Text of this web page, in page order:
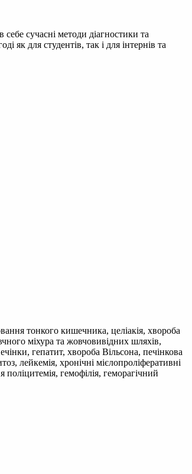
сучасні методи діагностики та
як для студентів, так і для інтернів та
тонкого кишечника, целіакія, хвороба
міхура та жовчовивідних шляхів,
гепатит, хвороба Вільсона, печінкова
лейкемія, хронічні мієлопроліферативні
гемофілія, геморагічний